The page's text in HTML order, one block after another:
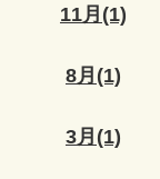
11月(1)
8月(1)
3月(1)